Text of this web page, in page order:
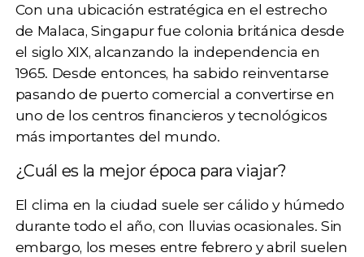
Con una ubicación estratégica en el estrecho
de Malaca, Singapur fue colonia británica desde
el siglo XIX, alcanzando la independencia en
1965. Desde entonces, ha sabido reinventarse
pasando de puerto comercial a convertirse en
uno de los centros financieros y tecnológicos
más importantes del mundo.
¿Cuál es la mejor época para viajar?
El clima en la ciudad suele ser cálido y húmedo
durante todo el año, con lluvias ocasionales. Sin
embargo, los meses entre febrero y abril suelen